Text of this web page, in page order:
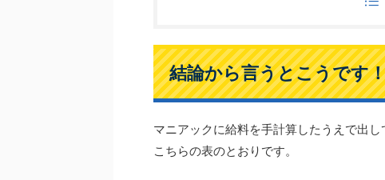
結論から言うとこうです
マニアックに給料を手計算したうえで出し
こちらの表のとおりです。